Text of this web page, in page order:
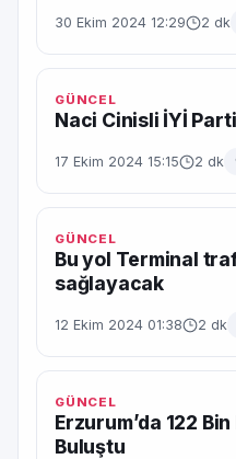
30 Ekim 2024 12:29 2 dk
GÜNCEL
Naci Cinisli İYİ
17 Ekim 2024 15:15 2 dk
GÜNCEL
Bu yol Terminal
sağlayacak
12 Ekim 2024 01:38 2 dk
GÜNCEL
Erzurum’da 122
Buluştu